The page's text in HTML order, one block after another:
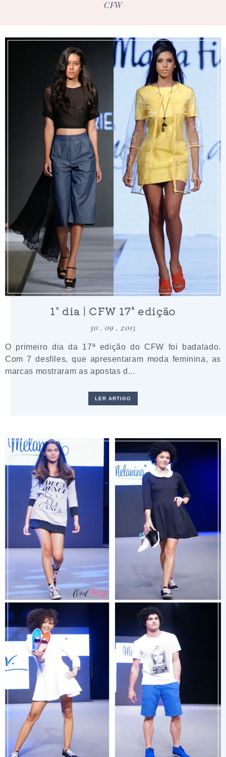
CFW
1º dia | CFW 17ª edição
30 . 09 . 2015
O primeiro dia da 17ª edição do CFW foi badalado.
Com 7 desfiles, que apresentaram moda feminina, as
marcas mostraram as apostas d...
LER ARTIGO